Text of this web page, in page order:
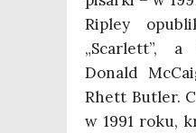
Ripley
„Scar­lett”,
Donald
Rhett Butler.
w 1991 roku,